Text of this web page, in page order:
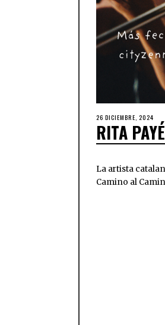
26 DICIEMBRE, 2024
RITA
La artista
Camino al